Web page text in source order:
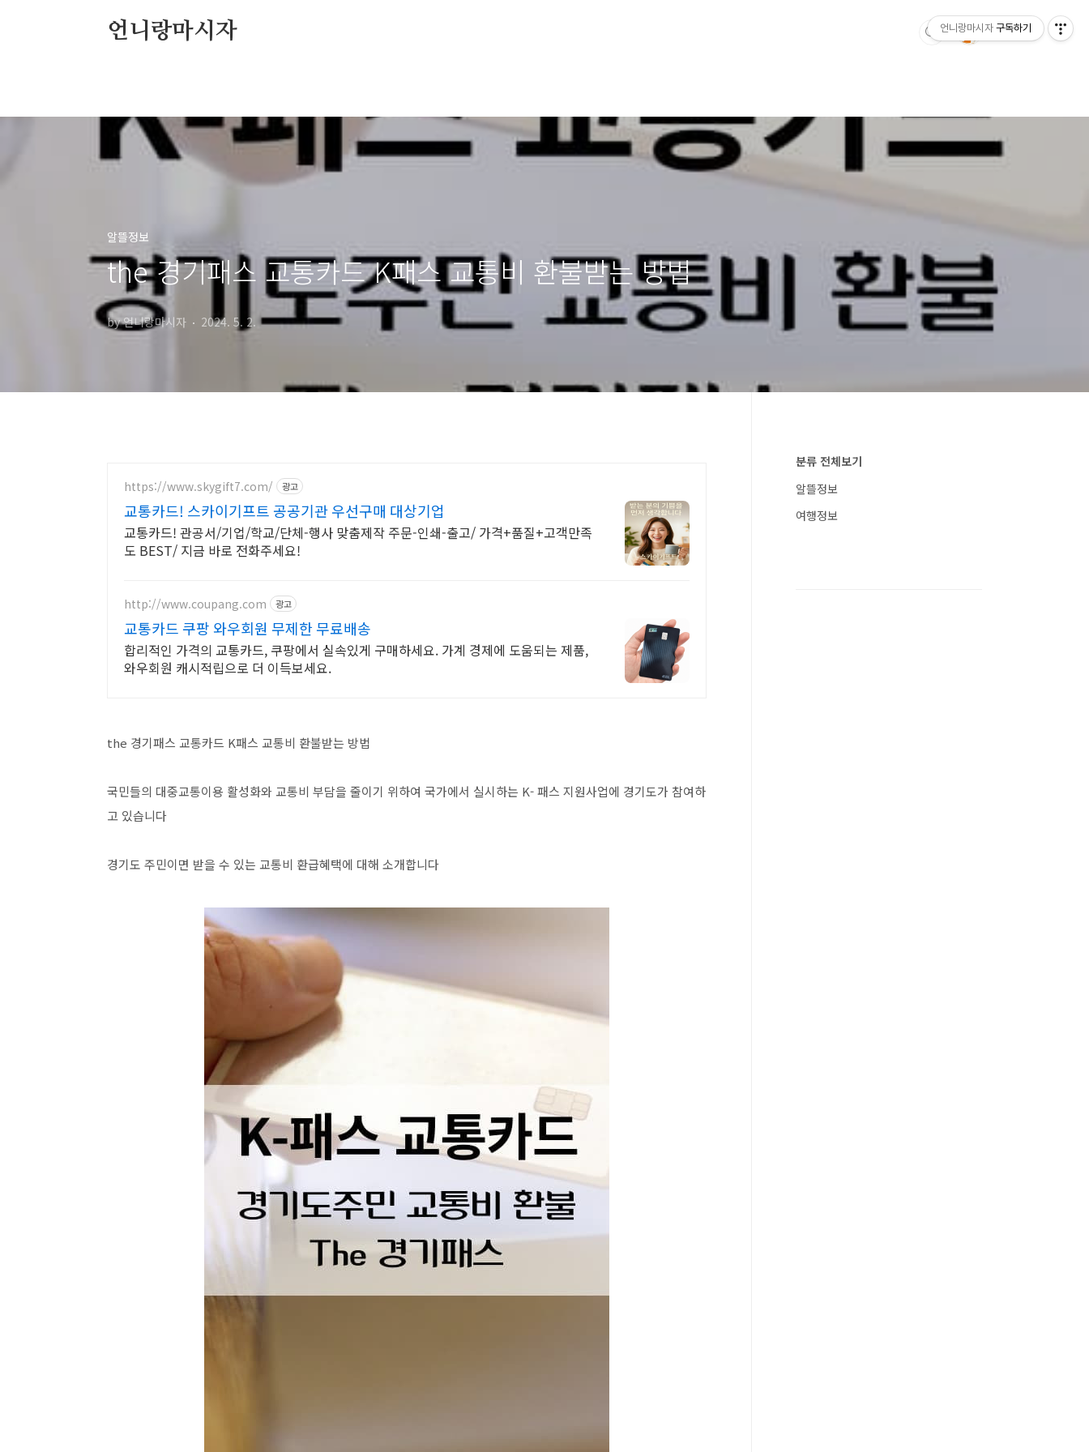
언니랑마시자
알뜰정보
the 경기패스 교통카드 K패스 교통비 환불받는 방법
by 언니랑마시자 2024. 5. 2.
https://www.skygift7.com/ 광고
교통카드! 스카이기프트 공공기관 우선구매 대상기업
교통카드! 관공서/기업/학교/단체-행사 맞춤제작 주문-인쇄-출고/ 가격+품질+고객만족
도 BEST/ 지금 바로 전화주세요!
http://www.coupang.com 광고
교통카드 쿠팡 와우회원 무제한 무료배송
합리적인 가격의 교통카드, 쿠팡에서 실속있게 구매하세요. 가계 경제에 도움되는 제품,
와우회원 캐시적립으로 더 이득보세요.
the 경기패스 교통카드 K패스 교통비 환불받는 방법
국민들의 대중교통이용 활성화와 교통비 부담을 줄이기 위하여 국가에서 실시하는 K- 패스 지원사업에 경기도가 참여하
고 있습니다
경기도 주민이면 받을 수 있는 교통비 환급혜택에 대해 소개합니다
분류 전체보기
알뜰정보
여행정보
언니랑마시자 구독하기